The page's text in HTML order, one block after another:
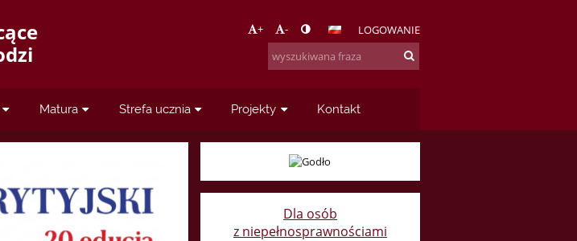
+ - LOGOWANIE
Matura Strefa ucznia Projekty Kontakt
Dla osób
z niepełnosprawnościami